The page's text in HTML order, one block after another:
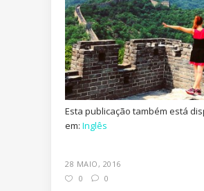
Esta publicação também está
em: Inglês
28 MAIO, 2016
0
0